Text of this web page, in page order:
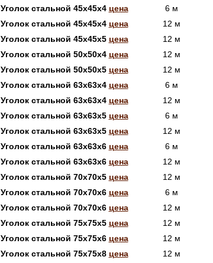
Уголок стальной 45х45х4 цена 6 м
Уголок стальной 45х45х4 цена 12 м
Уголок стальной 45х45х5 цена 12 м
Уголок стальной 50х50х4 цена 12 м
Уголок стальной 50х50х5 цена 12 м
Уголок стальной 63х63х4 цена 6 м
Уголок стальной 63х63х4 цена 12 м
Уголок стальной 63х63х5 цена 6 м
Уголок стальной 63х63х5 цена 12 м
Уголок стальной 63х63х6 цена 6 м
Уголок стальной 63х63х6 цена 12 м
Уголок стальной 70х70х5 цена 12 м
Уголок стальной 70х70х6 цена 6 м
Уголок стальной 70х70х6 цена 12 м
Уголок стальной 75х75х5 цена 12 м
Уголок стальной 75х75х6 цена 12 м
Уголок стальной 75х75х8 цена 12 м